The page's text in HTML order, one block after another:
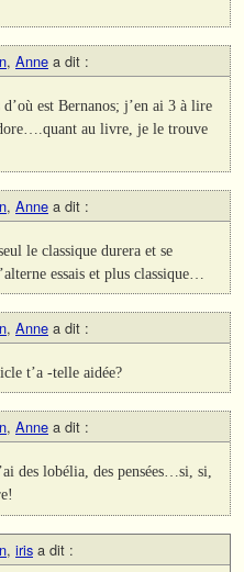
, Anne a dit :
est Bernanos; j’en ai 3 à lire
au livre, je le trouve
, Anne a dit :
le classique durera et se
essais et plus classique…
, Anne a dit :
t’a -telle aidée?
, Anne a dit :
des lobélia, des pensées…si, si,
, iris a dit :